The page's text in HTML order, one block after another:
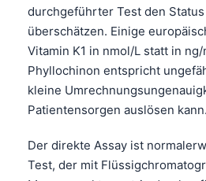
durchgeführter Test den
überschätzen. Einige
Vitamin K1 in nmol/L statt in ng/
Phyllochinon entspricht
kleine
Patientensorgen auslösen kann.
Der direkte Assay ist
Test, der mit